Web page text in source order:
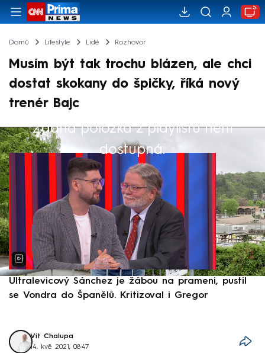
Domů Lifestyle Lidé Rozhovor
Musím být tak trochu blázen, ale chci
dostat skokany do špičky, říká nový
trenér Bajc
Žádná položka z playlistu není
dostupná.
Výběr redakce
Ultralevicový Sánchez je žábou na prameni, pustil
se Vondra do Španělů. Kritizoval i Gregor
Vít Chalupa
14. kvě 2021, 08:47